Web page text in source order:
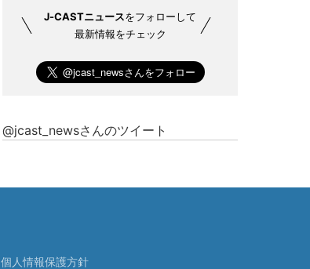
J-CASTニュースをフォローして
最新情報をチェック
@jcast_newsさんのツイート
個人情報保護方針